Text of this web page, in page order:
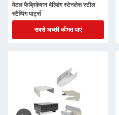
मेटल फैब्रिकेशन वेल्डिंग स्टेनलेस स्टील
स्टैम्पिंग पार्ट्स
सबसे अच्छी कीमत पाएं